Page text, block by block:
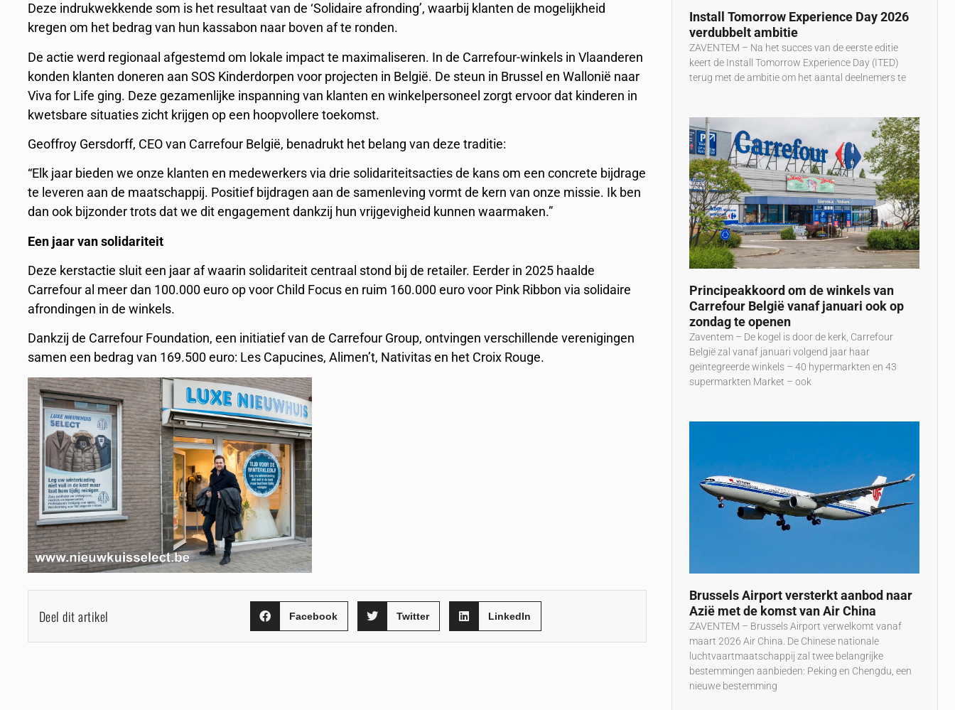
Deze indrukwekkende som is het resultaat van de ‘Solidaire afronding’, waarbij klanten de mogelijkheid
kregen om het bedrag van hun kassabon naar boven af te ronden.
De actie werd regionaal afgestemd om lokale impact te maximaliseren. In de Carrefour-winkels in Vlaanderen
konden klanten doneren aan SOS Kinderdorpen voor projecten in België. De steun in Brussel en Wallonië naar
Viva for Life ging. Deze gezamenlijke inspanning van klanten en winkelpersoneel zorgt ervoor dat kinderen in
kwetsbare situaties zicht krijgen op een hoopvollere toekomst.
Geoffroy Gersdorff, CEO van Carrefour België, benadrukt het belang van deze traditie:
“Elk jaar bieden we onze klanten en medewerkers via drie solidariteitsacties de kans om een concrete bijdrage
te leveren aan de maatschappij. Positief bijdragen aan de samenleving vormt de kern van onze missie. Ik ben
dan ook bijzonder trots dat we dit engagement dankzij hun vrijgevigheid kunnen waarmaken.”
Een jaar van solidariteit
Deze kerstactie sluit een jaar af waarin solidariteit centraal stond bij de retailer. Eerder in 2025 haalde
Carrefour al meer dan 100.000 euro op voor Child Focus en ruim 160.000 euro voor Pink Ribbon via solidaire
afrondingen in de winkels.
Dankzij de Carrefour Foundation, een initiatief van de Carrefour Group, ontvingen verschillende verenigingen
samen een bedrag van 169.500 euro: Les Capucines, Alimen’t, Nativitas en het Croix Rouge.
Deel dit artikel Facebook Twitter LinkedIn
Install Tomorrow Experience Day 2026
verdubbelt ambitie
ZAVENTEM – Na het succes van de eerste editie
keert de Install Tomorrow Experience Day (ITED)
terug met de ambitie om het aantal deelnemers te
Principeakkoord om de winkels van
Carrefour België vanaf januari ook op
zondag te openen
Zaventem – De kogel is door de kerk, Carrefour
België zal vanaf januari volgend jaar haar
geïntegreerde winkels – 40 hypermarkten en 43
supermarkten Market – ook
Brussels Airport versterkt aanbod naar
Azië met de komst van Air China
ZAVENTEM – Brussels Airport verwelkomt vanaf
maart 2026 Air China. De Chinese nationale
luchtvaartmaatschappij zal twee belangrijke
bestemmingen aanbieden: Peking en Chengdu, een
nieuwe bestemming